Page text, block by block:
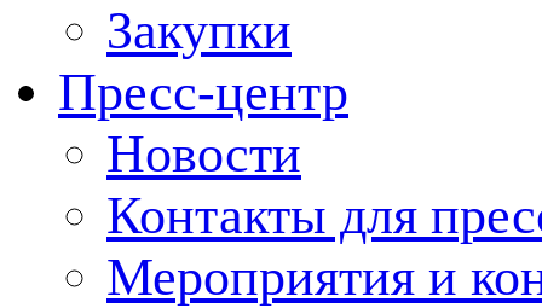
Закупки
Пресс-центр
Новости
Контакты для
Мероприятия и